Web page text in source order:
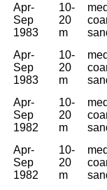
Apr-
Sep
1983
10-
20
m
Apr-
Sep
1983
10-
20
m
Apr-
Sep
1982
10-
20
m
Apr-
Sep
1982
10-
20
m